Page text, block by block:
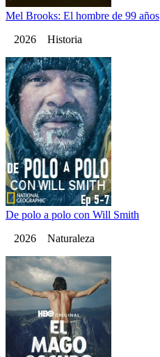
Mel Brooks: El hombre de 99 años
2026 Historia
De polo a polo con Will Smith
2026 Naturaleza